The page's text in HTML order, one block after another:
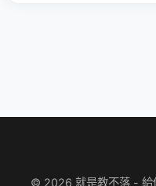
© 2026 就是教不落 - 給